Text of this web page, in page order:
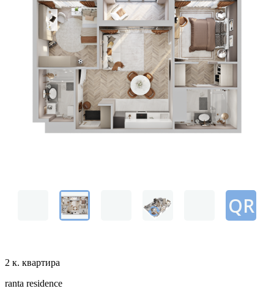
2 к. квартира
ranta residence